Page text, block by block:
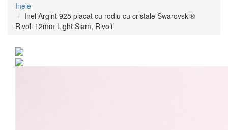
Inele
Inel Argint 925 placat cu rodiu cu cristale Swarovski®
Rivoli 12mm Light Siam, Rivoli